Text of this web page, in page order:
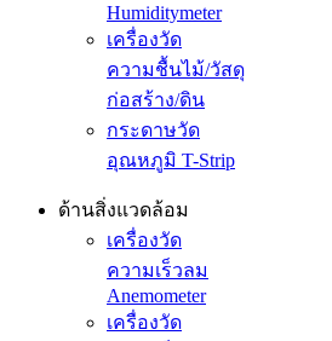
Humiditymeter
เครื่องวัด
ความชื้นไม้/วัสดุ
ก่อสร้าง/ดิน
กระดาษวัด
อุณหภูมิ T-Strip
ด้านสิ่งแวดล้อม
เครื่องวัด
ความเร็วลม
Anemometer
เครื่องวัด